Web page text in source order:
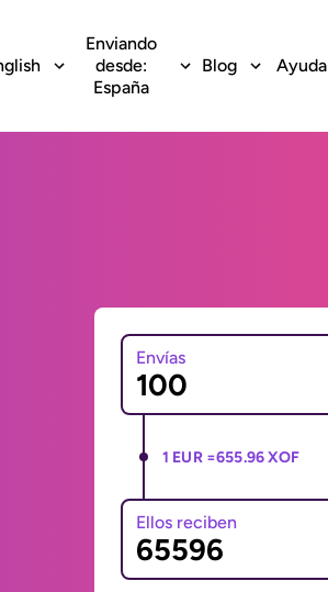
Enviando
desde:
España
Blog Ayuda
Envías
1 EUR =655.96 XOF
Ellos reciben